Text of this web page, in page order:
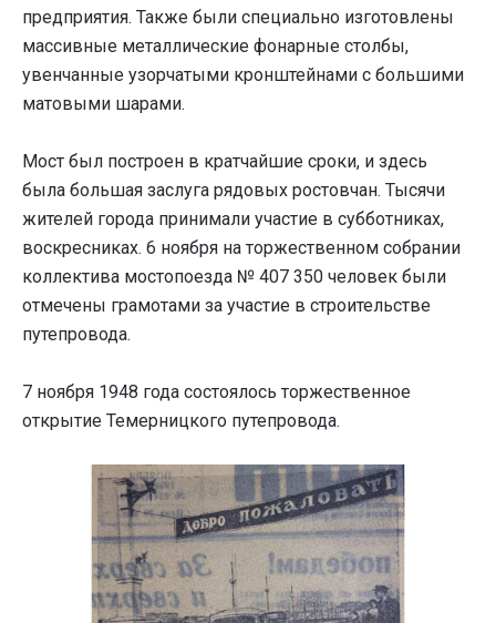
предприятия. Также были специально изготовлены
массивные металлические фонарные столбы,
увенчанные узорчатыми кронштейнами с большими
матовыми шарами.
Мост был построен в кратчайшие сроки, и здесь
была большая заслуга рядовых ростовчан. Тысячи
жителей города принимали участие в субботниках,
воскресниках. 6 ноября на торжественном собрании
коллектива мостопоезда № 407 350 человек были
отмечены грамотами за участие в строительстве
путепровода.
7 ноября 1948 года состоялось торжественное
открытие Темерницкого путепровода.